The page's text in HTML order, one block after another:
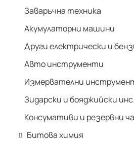
Заваръчна техника
Акумулаторни машини
Авто инструменти
Измервателни
Битова химия